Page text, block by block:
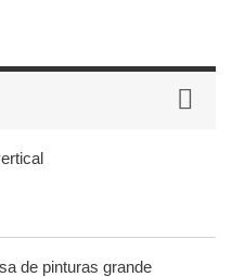
de pinturas grande